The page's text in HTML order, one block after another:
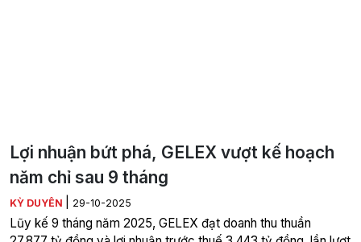
Lợi nhuận bứt phá, GELEX vượt kế hoạch
năm chỉ sau 9 tháng
KỲ DUYÊN 29-10-2025
Lũy kế 9 tháng năm 2025, GELEX đạt doanh thu thuần